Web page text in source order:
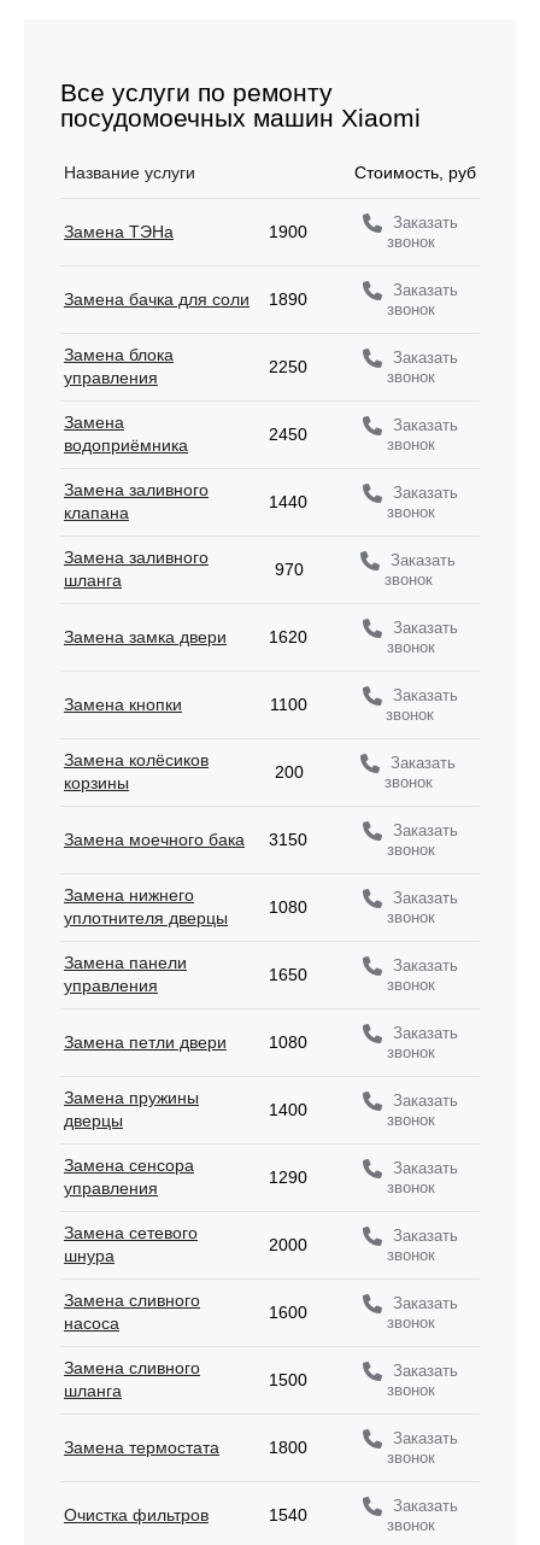
Все услуги по ремонту
посудомоечных машин Xiaomi
Название услуги Стоимость, руб
Замена ТЭНа 1900
Заказать
звонок
Замена бачка для соли 1890
Заказать
звонок
Замена блока
управления
2250
Заказать
звонок
Замена
водоприёмника
2450
Заказать
звонок
Замена заливного
клапана
1440
Заказать
звонок
Замена заливного
шланга
970
Заказать
звонок
Замена замка двери 1620
Заказать
звонок
Замена кнопки 1100
Заказать
звонок
Замена колёсиков
корзины
200
Заказать
звонок
Замена моечного бака 3150
Заказать
звонок
Замена нижнего
уплотнителя дверцы
1080
Заказать
звонок
Замена панели
управления
1650
Заказать
звонок
Замена петли двери 1080
Заказать
звонок
Замена пружины
дверцы
1400
Заказать
звонок
Замена сенсора
управления
1290
Заказать
звонок
Замена сетевого
шнура
2000
Заказать
звонок
Замена сливного
насоса
1600
Заказать
звонок
Замена сливного
шланга
1500
Заказать
звонок
Замена термостата 1800
Заказать
звонок
Очистка фильтров 1540
Заказать
звонок